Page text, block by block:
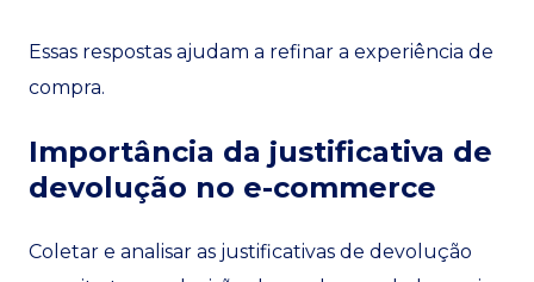
Essas respostas ajudam a refinar a experiência de
compra.
Importância da justificativa de
devolução no e-commerce
Coletar e analisar as justificativas de devolução